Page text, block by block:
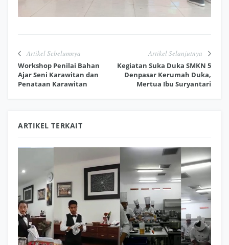
Artikel Sebelumnya
Workshop Penilai Bahan
Ajar Seni Karawitan dan
Penataan Karawitan
Artikel Selanjutnya
Kegiatan Suka Duka SMKN 5
Denpasar Kerumah Duka,
Mertua Ibu Suryantari
ARTIKEL TERKAIT